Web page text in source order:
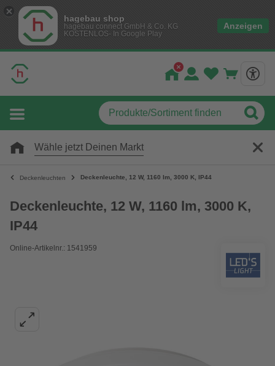
hagebau shop
hagebau connect GmbH & Co. KG
KOSTENLOS- In Google Play
Anzeigen
Wähle jetzt Deinen Markt
Deckenleuchten Deckenleuchte, 12 W, 1160 lm, 3000 K, IP44
Deckenleuchte, 12 W, 1160 lm, 3000 K,
IP44
Online-Artikelnr.: 1541959